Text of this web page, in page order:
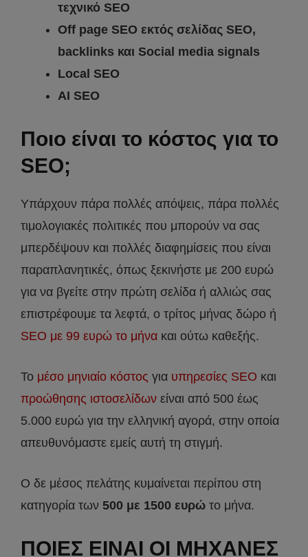
τεχνικό SEO
Off page SEO εκτός σελίδας SEO,
backlinks και Social media signals
Local SEO
AI SEO
Ποιο είναι το κόστος για το
SEO;
Υπάρχουν πάρα πολλές απόψεις, πάρα πολλές
τιμολογιακές πολιτικές που μπορούν να σας
μπερδέψουν και πολλές διαφημίσεις που είναι
παραπλανητικές, όπως ξεκινήστε με 200 ευρώ
για να βγείτε στην πρώτη σελίδα ή αλλιώς σας
επιστρέφουμε τα λεφτά, ο τρίτος μήνας δώρο ή
SEO με 99 ευρώ το μήνα και ούτω καθεξής.
Το μέσο μηνιαίο κόστος για υπηρεσίες SEO και
προώθησης ιστοσελίδων είναι από 500 έως
5.000 ευρώ για την ελληνική αγορά, στην οποία
απευθυνόμαστε εμείς αυτή τη στιγμή.
Ο δε μέσος πελάτης κυμαίνεται περίπου στη
κατηγορία των 500 με 1500 ευρώ το μήνα.
ΠΟΙΕΣ ΕΙΝΑΙ ΟΙ ΜΗΧΑΝΕΣ